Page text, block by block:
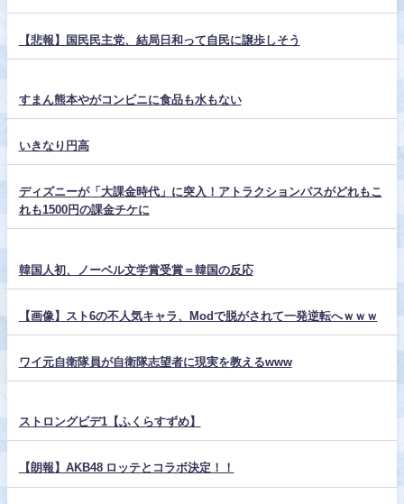
【悲報】国民民主党、結局日和って自民に譲歩しそう
すまん熊本やがコンビニに食品も水もない
いきなり円高
ディズニーが「大課金時代」に突入！アトラクションパスがどれもこ
れも1500円の課金チケに
韓国人初、ノーベル文学賞受賞＝韓国の反応
【画像】スト6の不人気キャラ、Modで脱がされて一発逆転へｗｗｗ
ワイ元自衛隊員が自衛隊志望者に現実を教えるwww
ストロングビデ1【ふくらすずめ】
【朗報】AKB48 ロッテとコラボ決定！！